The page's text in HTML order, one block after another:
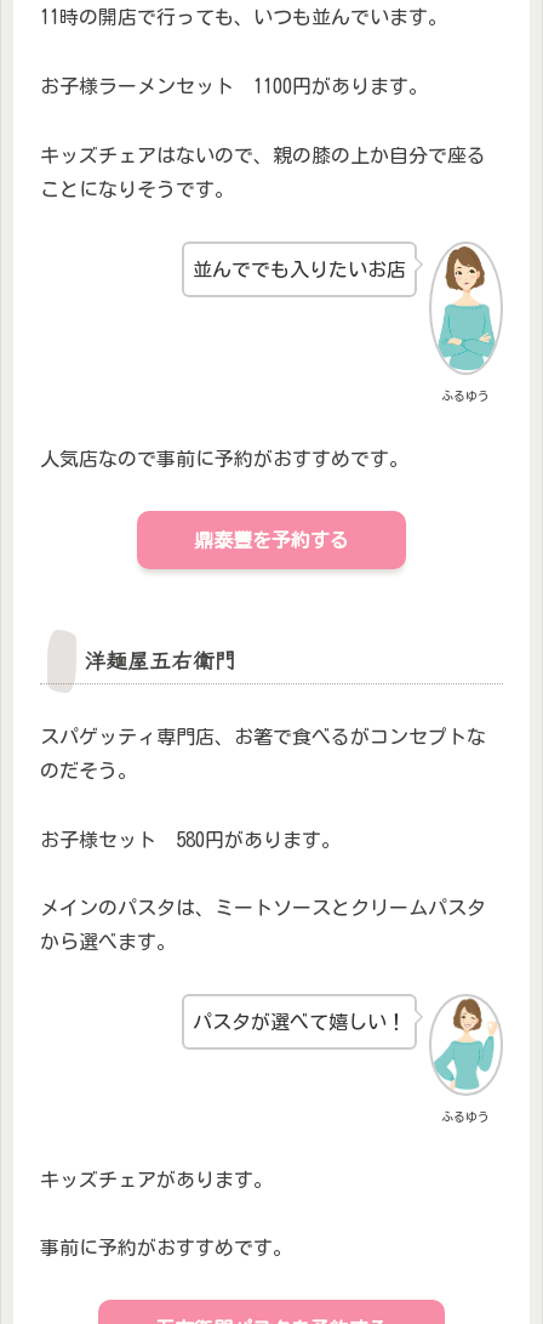
11時の開店で行っても、いつも並んでいます。
お子様ラーメンセット 1100円があります。
キッズチェアはないので、親の膝の上か自分で座る
ことになりそうです。
ふるゆう
並んででも入りたいお店
人気店なので事前に予約がおすすめです。
鼎泰豐を予約する
洋麺屋五右衛門
スパゲッティ専門店、お箸で食べるがコンセプトな
のだそう。
お子様セット 580円があります。
メインのパスタは、ミートソースとクリームパスタ
から選べます。
ふるゆう
パスタが選べて嬉しい！
キッズチェアがあります。
事前に予約がおすすめです。